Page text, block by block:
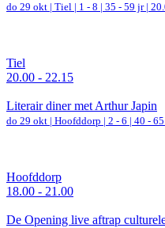
do 29 okt | Tiel | 1 - 8 | 35 - 59 jr |
Tiel
20.00 - 22.15
Literair diner met Arthur Japin
do 29 okt | Hoofddorp | 2 - 6 | 40 -
Hoofddorp
18.00 - 21.00
De Opening live aftrap